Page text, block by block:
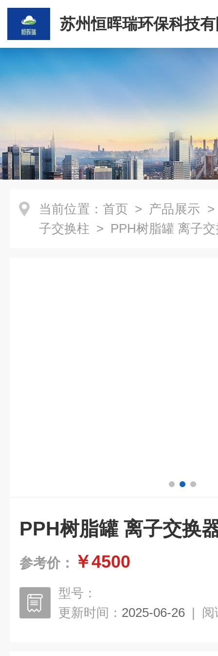
苏州恒晖瑞环保科技
当前位置： 首页 > 产品展示
子交换柱 > PPH树脂罐 离子
PPH树脂罐 离子交换
参考价： ￥4500
型号：
更新时间： 2025-06-26 | 阅